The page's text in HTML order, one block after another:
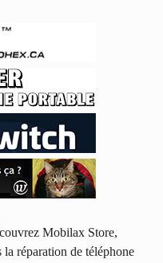
Mobilax Store,
la réparation de téléphone